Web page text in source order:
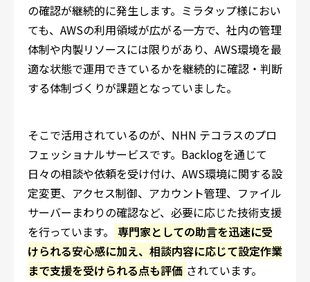
の確認が継続的に発生します。ミラタップ様におい
ても、AWSの利用領域が広がる一方で、社内の管理
体制や内製リソースには限りがあり、AWS環境を最
適な状態で運用できているかを継続的に確認・判断
する体制づくりが課題となっていました。
そこで活用されているのが、NHN テコラスのプロ
フェッショナルサービスです。Backlogを通じて
日々の相談や依頼を受け付け、AWS環境に関する設
定変更、アクセス制御、アカウント管理、ファイル
サーバーまわりの確認など、必要に応じた技術支援
を行っています。
専門家としての助言を迅速に受
けられる安心感に加え、相談内容に応じて設定作業
まで支援を受けられる点も評価 されています。